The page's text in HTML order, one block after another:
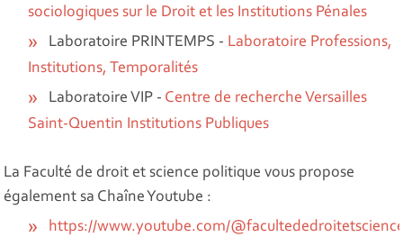
sociologiques sur le Droit et les Institutions Pénales
Laboratoire PRINTEMPS - Laboratoire Professions,
Institutions, Temporalités
Laboratoire VIP - Centre de recherche Versailles
Saint-Quentin Institutions Publiques
La Faculté de droit et science politique vous propose
également sa Chaîne Youtube :
https://www.youtube.com/